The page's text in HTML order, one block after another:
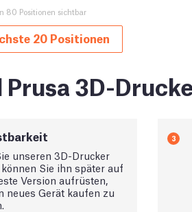
80 Positionen sichtbar
20 Positionen
3D-
unseren 3D-Drucker
Sie ihn später auf
Version aufrüsten,
neues Gerät kaufen zu
3